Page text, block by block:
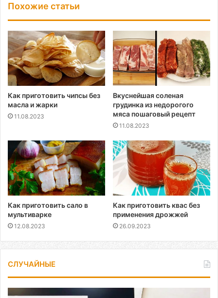
Похожие статьи
Как приготовить чипсы без
масла и жарки
11.08.2023
Вкуснейшая соленая
грудинка из недорогого
мяса пошаговый рецепт
11.08.2023
Как приготовить сало в
мультиварке
12.08.2023
Как приготовить квас без
применения дрожжей
26.09.2023
СЛУЧАЙНЫЕ